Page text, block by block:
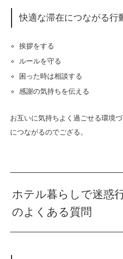
快適な滞在につながる行
挨拶をする
ルールを守る
困った時は相談する
感謝の気持ちを伝える
お互いに気持ちよく過ごせる環境
につながるのでござる。
ホテル暮らしで迷惑
のよくある質問